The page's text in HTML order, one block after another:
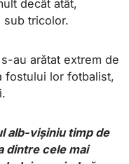
decât atât,
sub tricolor.
au arătat extrem de
fostului lor fotbalist,
alb-vișiniu timp de
dintre cele mai